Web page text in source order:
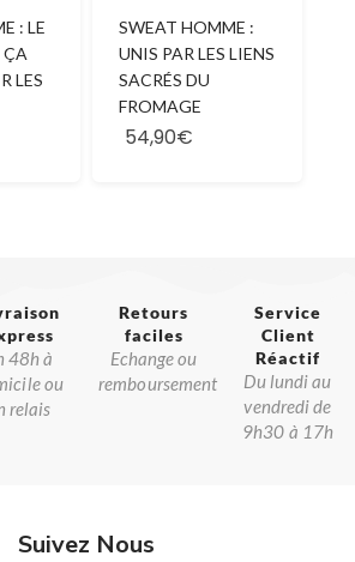
: LE
ÇA
LES
SWEAT HOMME :
UNIS PAR LES LIENS
SACRÉS DU
FROMAGE
54,90€
48h à
ou
relais
Retours
faciles
Echange ou
remboursement
Service
Client
Réactif​
Du lundi au
vendredi de
9h30 à 17h
Suivez Nous